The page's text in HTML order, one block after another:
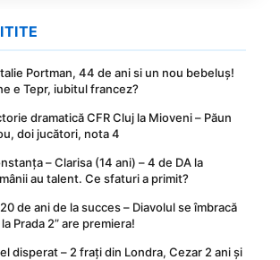
Portman, 44 de ani si un nou bebeluș!
e Tepr, iubitul francez?
dramatică CFR Cluj la Mioveni – Păun
doi jucători, nota 4
– Clarisa (14 ani) – 4 de DA la
au talent. Ce sfaturi a primit?
de ani de la succes – Diavolul se îmbracă
Prada 2” are premiera!
disperat – 2 frați din Londra, Cezar 2 ani și